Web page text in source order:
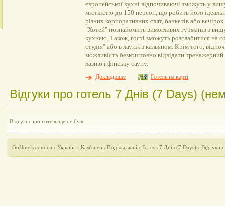
європейської кухні відпочиваючі зможуть у
місткістю до 150 персон, що робить його
різних корпоративних свят, банкетів або
"Хотей" познайомить вимогливих гурманів з
кухнею. Також, гості зможуть розслабитися на
студія" або в лаунж з кальяном. Крім того,
можливість безкоштовно відвідати
лазню і фінську сауну.
Докладніше
Готель на карті
Відгуки про готель 7 Днів (7 Days)
Відгуків про готель ще не було
GoHotels.com.ua › Україна › Кам'янець-Подільський › Готель 7 Днів (7 Days) › Відгуки